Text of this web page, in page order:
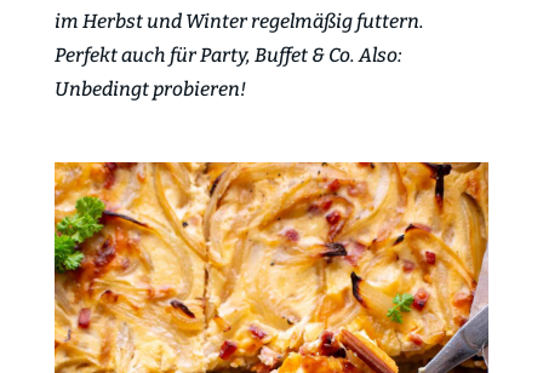
im Herbst und Winter regelmäßig futtern.
Perfekt auch für Party, Buffet & Co. Also:
Unbedingt probieren!